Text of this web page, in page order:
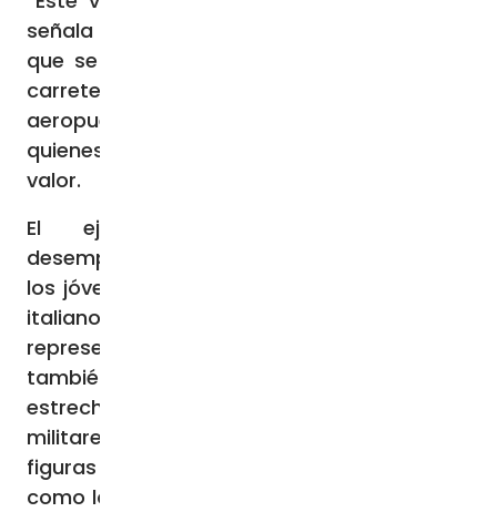
señala Lea, destacando los desafíos a los
que se enfrentan los jóvenes al atravesar
carreteras peligrosas para llegar al
aeropuerto. Sin embargo, el entusiasmo de
quienes los esperan en Italia les infunde
valor.
El ejército italiano también ha
desempeñado un papel crucial al ayudar a
los jóvenes a perfeccionar su repertorio en
italiano. Para ellos, estas canciones
representan no solo un reto artístico, sino
también un puente cultural que les permite
estrechar lazos entre naciones. “Los
militares italianos se han convertido en
figuras de referencia para los chicos, casi
como los padres que han perdido”, subraya